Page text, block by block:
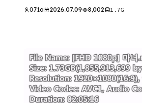
071a 2026.07.09 8,002 1.7G